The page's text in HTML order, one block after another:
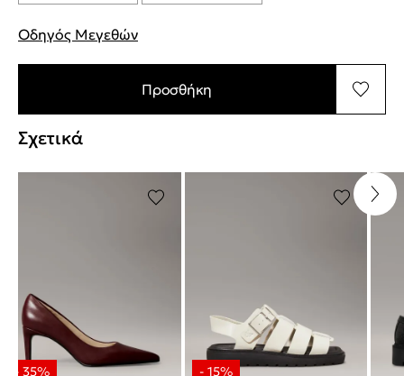
Οδηγός Μεγεθών
Προσθήκη
Σχετικά